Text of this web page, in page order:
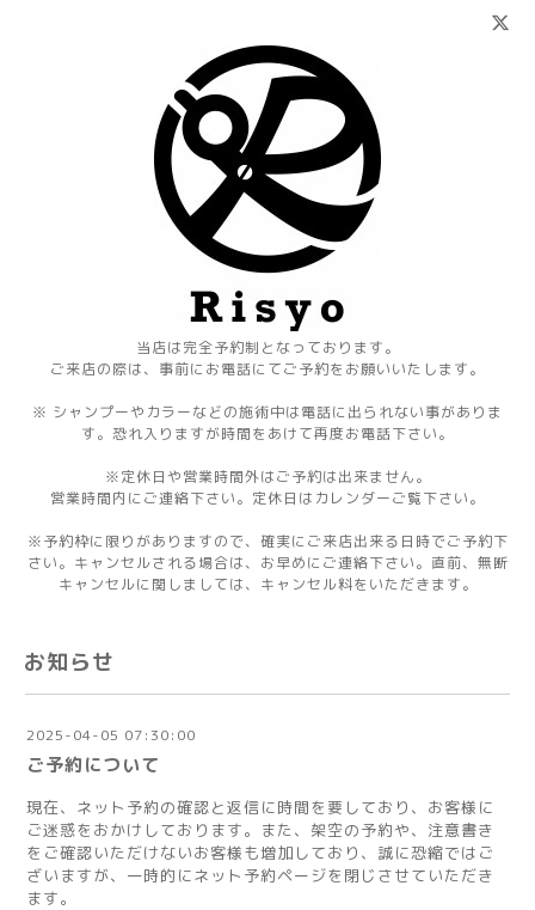
当店は完全予約制となっております。
ご来店の際は、事前にお電話にてご予約をお願いいたします。
※ シャンプーやカラーなどの施術中は電話に出られない事がありま
す。恐れ入りますが時間をあけて再度お電話下さい。
※定休日や営業時間外はご予約は出来ません。
営業時間内にご連絡下さい。定休日はカレンダーご覧下さい。
※予約枠に限りがありますので、確実にご来店出来る日時でご予約下
さい。キャンセルされる場合は、お早めにご連絡下さい。直前、無断
キャンセルに関しましては、キャンセル料をいただきます。
お知らせ
2025-04-05 07:30:00
ご予約について
現在、ネット予約の確認と返信に時間を要しており、お客様に
ご迷惑をおかけしております。また、架空の予約や、注意書き
をご確認いただけないお客様も増加しており、誠に恐縮ではご
ざいますが、一時的にネット予約ページを閉じさせていただき
ます。